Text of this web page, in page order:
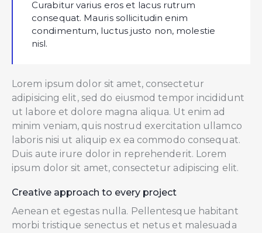
Curabitur varius eros et lacus rutrum
consequat. Mauris sollicitudin enim
condimentum, luctus justo non, molestie
nisl.
Lorem ipsum dolor sit amet, consectetur
adipisicing elit, sed do eiusmod tempor incididunt
ut labore et dolore magna aliqua. Ut enim ad
minim veniam, quis nostrud exercitation ullamco
laboris nisi ut aliquip ex ea commodo consequat.
Duis aute irure dolor in reprehenderit. Lorem
ipsum dolor sit amet, consectetur adipiscing elit.
Creative approach to every project
Aenean et egestas nulla. Pellentesque habitant
morbi tristique senectus et netus et malesuada